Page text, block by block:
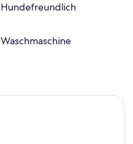
Hundefreundlich
Waschmaschine